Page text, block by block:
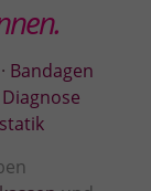
· Bandagen
Diagnose